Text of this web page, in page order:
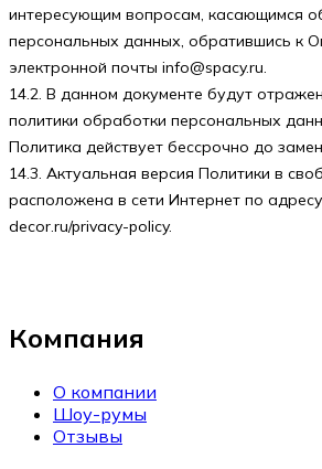
интересующим вопросам, касающимся
персональных данных, обратившись к
электронной почты info@spacy.ru.
14.2. В данном документе будут
политики обработки персональных
Политика действует бессрочно до
14.3. Актуальная версия Политики в
расположена в сети Интернет по адресу
decor.ru/privacy-policy.
Компания
О компании
Шоу-румы
Отзывы